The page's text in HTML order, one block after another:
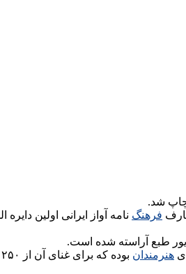
چاپ شد.
فرهنگ نامه آواز ایرانی اولین
هنرمندان